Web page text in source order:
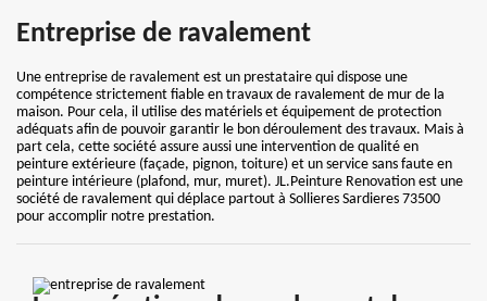
Entreprise de ravalement
Une entreprise de ravalement est un prestataire qui dispose une
compétence strictement fiable en travaux de ravalement de mur de la
maison. Pour cela, il utilise des matériels et équipement de protection
adéquats afin de pouvoir garantir le bon déroulement des travaux. Mais à
part cela, cette société assure aussi une intervention de qualité en
peinture extérieure (façade, pignon, toiture) et un service sans faute en
peinture intérieure (plafond, mur, muret). JL.Peinture Renovation est une
société de ravalement qui déplace partout à Sollieres Sardieres 73500
pour accomplir notre prestation.